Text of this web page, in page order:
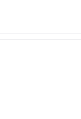
인테리어, 각각 다르게 가